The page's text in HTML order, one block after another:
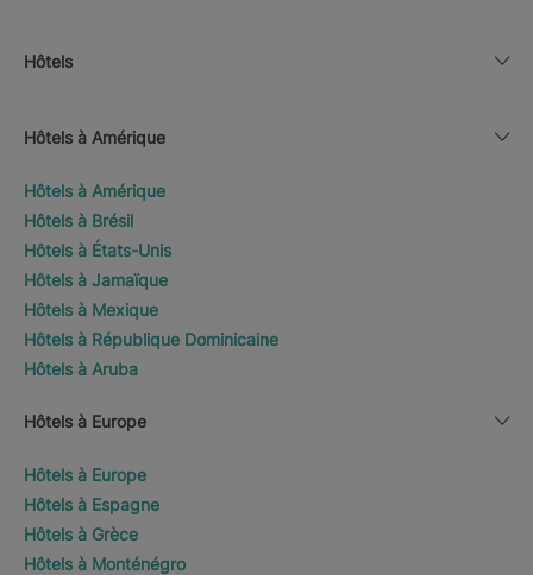
Hôtels
Hôtels à Amérique
Hôtels à Amérique
Hôtels à Brésil
Hôtels à États-Unis
Hôtels à Jamaïque
Hôtels à Mexique
Hôtels à République Dominicaine
Hôtels à Aruba
Hôtels à Europe
Hôtels à Europe
Hôtels à Espagne
Hôtels à Grèce
Hôtels à Monténégro